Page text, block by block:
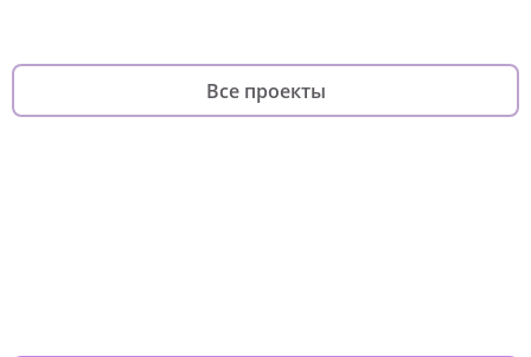
Все проекты